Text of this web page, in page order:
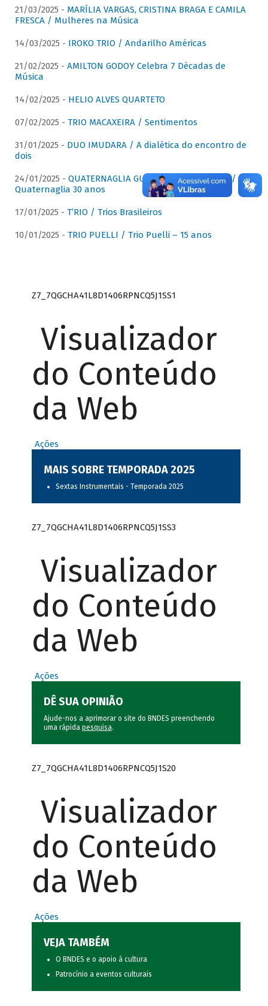
21/03/2025 - MARÍLIA VARGAS, CRISTINA BRAGA E CAMILA
FRESCA / Mulheres na Música
14/03/2025 - IROKO TRIO / Andarilho Américas
21/02/2025 - AMILTON GODOY Celebra 7 Décadas de
Música
14/02/2025 - HELIO ALVES QUARTETO
07/02/2025 - TRIO MACAXEIRA / Sentimentos
31/01/2025 - DUO IMUDARA / A dialética do encontro de
dois
24/01/2025 - QUATERNAGLIA GUITAR QUARTET (QGQ) /
Quaternaglia 30 anos
17/01/2025 - T’RIO / Trios Brasileiros
10/01/2025 - TRIO PUELLI / Trio Puelli – 15 anos
Z7_7QGCHA41L8D1406RPNCQ5J1SS1
Visualizador
do Conteúdo
da Web
Ações
MAIS SOBRE TEMPORADA 2025
Sextas Instrumentais - Temporada 2025
Z7_7QGCHA41L8D1406RPNCQ5J1SS3
Visualizador
do Conteúdo
da Web
Ações
DÊ SUA OPINIÃO
Ajude-nos a aprimorar o site do BNDES preenchendo
uma rápida pesquisa.
Z7_7QGCHA41L8D1406RPNCQ5J1S20
Visualizador
do Conteúdo
da Web
Ações
VEJA TAMBÉM
O BNDES e o apoio à cultura
Patrocínio a eventos culturais